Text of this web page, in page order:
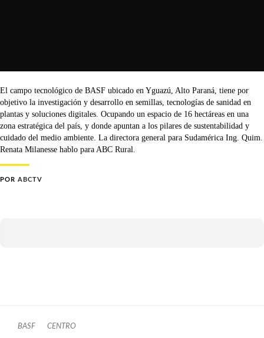
El campo tecnológico de BASF ubicado en Yguazú, Alto Paraná, tiene por
objetivo la investigación y desarrollo en semillas, tecnologías de sanidad en
plantas y soluciones digitales. Ocupando un espacio de 16 hectáreas en una
zona estratégica del país, y donde apuntan a los pilares de sustentabilidad y
cuidado del medio ambiente. La directora general para Sudamérica Ing. Quim.
Renata Milanesse hablo para ABC Rural.
POR ABCTV
BASF CENTRO